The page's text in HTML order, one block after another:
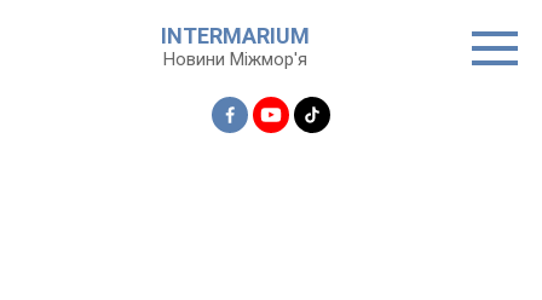
INTERMARIUM
Новини Міжмор'я